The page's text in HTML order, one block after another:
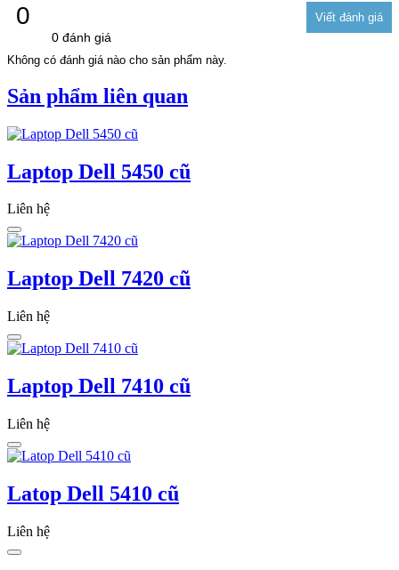
0
0 đánh giá
Không có đánh giá nào cho sản phẩm này.
Sản phẩm liên quan
Laptop Dell 5450 cũ
Liên hệ
Laptop Dell 7420 cũ
Liên hệ
Laptop Dell 7410 cũ
Liên hệ
Latop Dell 5410 cũ
Liên hệ